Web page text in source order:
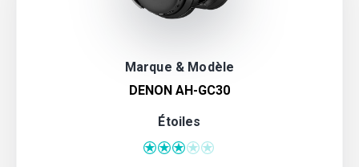
Marque & Modèle
DENON AH-GC30
Étoiles